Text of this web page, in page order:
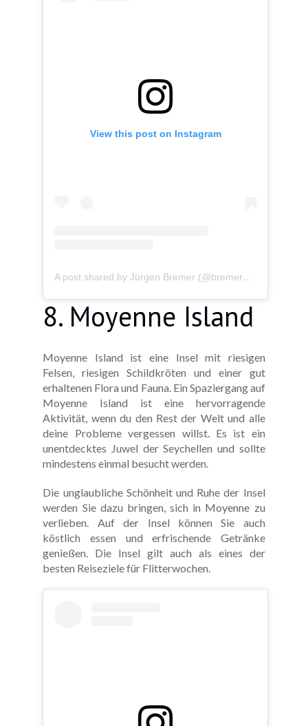
View this post on Instagram
A post shared by Jürgen Bremer (@bremer2fs)
8. Moyenne Island
Moyenne Island ist eine Insel mit riesigen
Felsen, riesigen Schildkröten und einer gut
erhaltenen Flora und Fauna. Ein Spaziergang auf
Moyenne Island ist eine hervorragende
Aktivität, wenn du den Rest der Welt und alle
deine Probleme vergessen willst. Es ist ein
unentdecktes Juwel der Seychellen und sollte
mindestens einmal besucht werden.
Die unglaubliche Schönheit und Ruhe der Insel
werden Sie dazu bringen, sich in Moyenne zu
verlieben. Auf der Insel können Sie auch
köstlich essen und erfrischende Getränke
genießen. Die Insel gilt auch als eines der
besten Reiseziele für Flitterwochen.